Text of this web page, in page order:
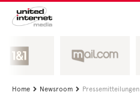
Home  Newsroom  Pressemitteilungen